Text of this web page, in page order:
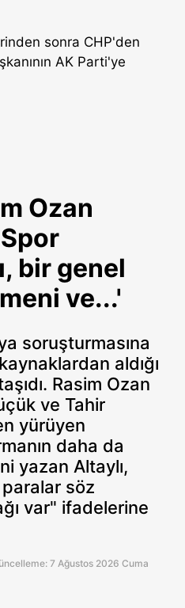
sonra CHP'den
AK Parti'ye
Ozan
bir genel
ve...'
soruşturmasına
aldığı
Rasim Ozan
ve Tahir
yürüyen
daha da
yazan Altaylı,
söz
var" ifadelerine
7 Ağustos 2026 Cuma